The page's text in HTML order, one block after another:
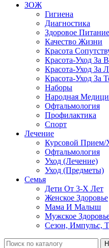
ЗОЖ
Гигиена
Диагностика
Здоровое Питание
Качество Жизни
Красота
Красота-Уход За
Красота-Уход За
Красота-Уход За
Наборы
Народная
Офтальмология
Профилактика
Спорт
Лечение
Курсовой Прием/
Офтальмология
Уход (Лечение)
Уход (Предметы)
Семья
Дети От 3-Х Лет
Женское Здоровье
Мама И Малыш
Мужское
Сезон, Импульс,